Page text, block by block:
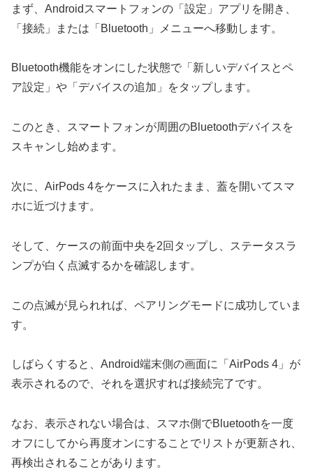
まず、Androidスマートフォンの「設定」アプリを開き、
「接続」または「Bluetooth」メニューへ移動します。
Bluetooth機能をオンにした状態で「新しいデバイスとペ
ア設定」や「デバイスの追加」をタップします。
このとき、スマートフォンが周囲のBluetoothデバイスを
スキャンし始めます。
次に、AirPods 4をケースに入れたまま、蓋を開いてスマ
ホに近づけます。
そして、ケースの前面中央を2回タップし、ステータスラ
ンプが白く点滅するかを確認します。
この点滅が見られれば、ペアリングモードに成功していま
す。
しばらくすると、Android端末側の画面に「AirPods 4」が
表示されるので、それを選択すれば接続完了です。
なお、表示されない場合は、スマホ側でBluetoothを一度
オフにしてから再度オンにすることでリストが更新され、
再検出されることがあります。